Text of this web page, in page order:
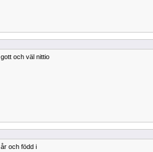
gott och väl nittio
år och född i